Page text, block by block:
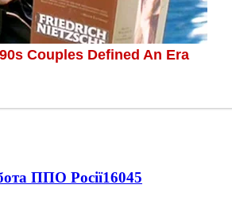
ППО Росії16045